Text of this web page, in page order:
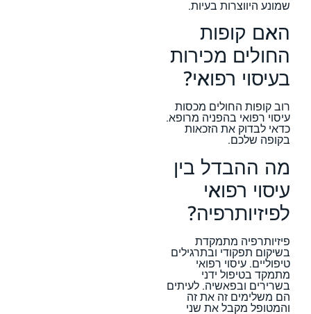
שמונע היווצרות בעיות.
האם קופות
החולים מכירות
בעיסוי רפואי?
רוב קופות החולים מכסות
עיסוי רפואי בהפניה מרופא.
כדאי לבדוק את הזכאות
בקופה שלכם.
מה ההבדל בין
עיסוי רפואי
לפיזיותרפיה?
פיזיותרפיה מתמקדת
בשיקום תפקודי ובתרגילים
טיפוליים. עיסוי רפואי
מתמקד בטיפול ידני
בשרירים ובפאשיה. לעיתים
הם משלימים זה את זה
והמטופל מקבל את שני